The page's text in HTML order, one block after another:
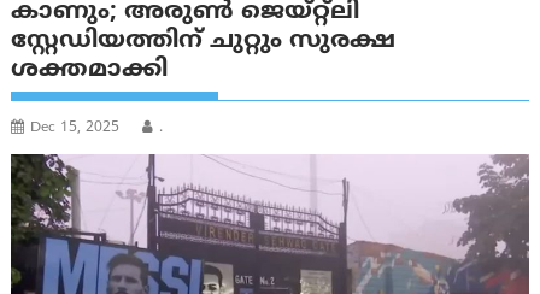
കാണും; അരുൺ ജെയ്റ്റ്ലി
സ്റ്റേഡിയത്തിന് ചുറ്റും സുരക്ഷ
ശക്തമാക്കി
Dec 15, 2025 .